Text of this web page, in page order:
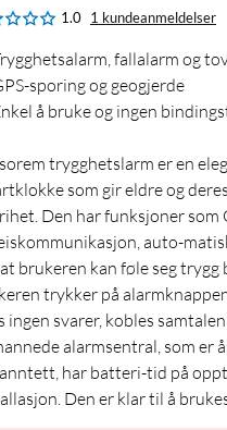
1.0 1 kundeanmeldelser
fallalarm og
sporing og geogjerde
å bruke og ingen
trygghetslarm er en
som gir eldre og
Den har funksjoner som
auto-
brukeren kan føle seg trygg
trykker på
ingen svarer, kobles
alarmsentral, som er
har batteri-tid på
Den er klar til å